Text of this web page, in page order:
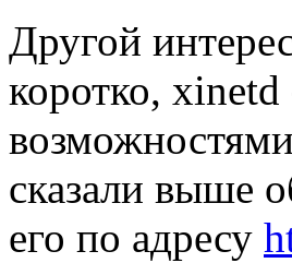
Другой
коротко,
сказали выше
его по адресу